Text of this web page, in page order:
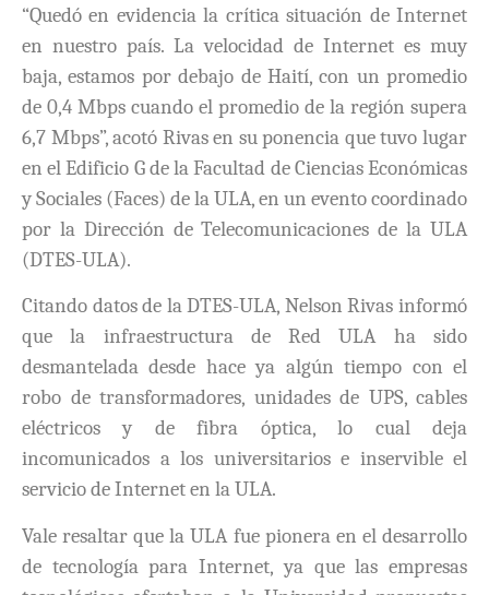
“Quedó en evidencia la crítica situación de Internet
en nuestro país. La velocidad de Internet es muy
baja, estamos por debajo de Haití, con un promedio
de 0,4 Mbps cuando el promedio de la región supera
6,7 Mbps”, acotó Rivas en su ponencia que tuvo lugar
en el Edificio G de la Facultad de Ciencias Económicas
y Sociales (Faces) de la ULA, en un evento coordinado
por la Dirección de Telecomunicaciones de la ULA
(DTES-ULA).
Citando datos de la DTES-ULA, Nelson Rivas informó
que la infraestructura de Red ULA ha sido
desmantelada desde hace ya algún tiempo con el
robo de transformadores, unidades de UPS, cables
eléctricos y de fibra óptica, lo cual deja
incomunicados a los universitarios e inservible el
servicio de Internet en la ULA.
Vale resaltar que la ULA fue pionera en el desarrollo
de tecnología para Internet, ya que las empresas